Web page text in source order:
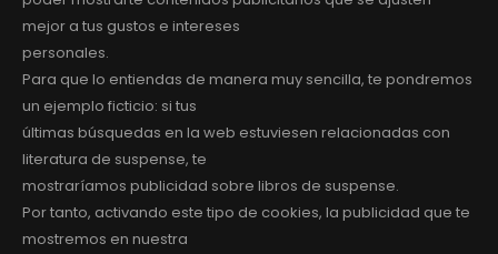
mejor a tus gustos e intereses
personales.
Para que lo entiendas de manera muy sencilla, te pondremos
un ejemplo ficticio: si tus
últimas búsquedas en la web estuviesen relacionadas con
literatura de suspense, te
mostraríamos publicidad sobre libros de suspense.
Por tanto, activando este tipo de cookies, la publicidad que te
mostremos en nuestra